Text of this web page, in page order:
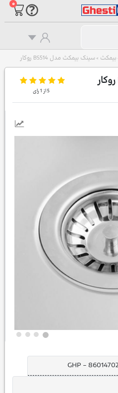
۰
بیمکث > سینک بیمکث مدل BS514 روکار
5از 1رای
GHP -